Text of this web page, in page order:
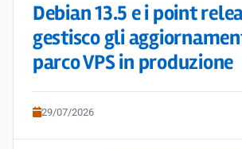
Debian 13.5 e i point
gestisco gli
parco VPS in produzione
29/07/2026